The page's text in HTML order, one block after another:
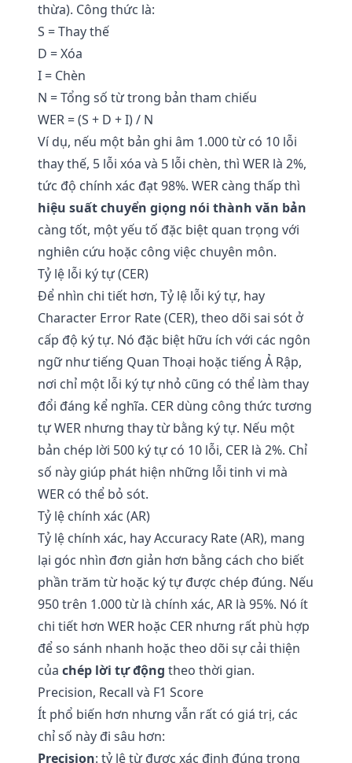
thừa). Công thức là:
S = Thay thế
D = Xóa
I = Chèn
N = Tổng số từ trong bản tham chiếu
WER = (S + D + I) / N
Ví dụ, nếu một bản ghi âm 1.000 từ có 10 lỗi
thay thế, 5 lỗi xóa và 5 lỗi chèn, thì WER là 2%,
tức độ chính xác đạt 98%. WER càng thấp thì
hiệu suất chuyển giọng nói thành văn bản
càng tốt, một yếu tố đặc biệt quan trọng với
nghiên cứu hoặc công việc chuyên môn.
Tỷ lệ lỗi ký tự (CER)
Để nhìn chi tiết hơn, Tỷ lệ lỗi ký tự, hay
Character Error Rate (CER), theo dõi sai sót ở
cấp độ ký tự. Nó đặc biệt hữu ích với các ngôn
ngữ như tiếng Quan Thoại hoặc tiếng Ả Rập,
nơi chỉ một lỗi ký tự nhỏ cũng có thể làm thay
đổi đáng kể nghĩa. CER dùng công thức tương
tự WER nhưng thay từ bằng ký tự. Nếu một
bản chép lời 500 ký tự có 10 lỗi, CER là 2%. Chỉ
số này giúp phát hiện những lỗi tinh vi mà
WER có thể bỏ sót.
Tỷ lệ chính xác (AR)
Tỷ lệ chính xác, hay Accuracy Rate (AR), mang
lại góc nhìn đơn giản hơn bằng cách cho biết
phần trăm từ hoặc ký tự được chép đúng. Nếu
950 trên 1.000 từ là chính xác, AR là 95%. Nó ít
chi tiết hơn WER hoặc CER nhưng rất phù hợp
để so sánh nhanh hoặc theo dõi sự cải thiện
của chép lời tự động theo thời gian.
Precision, Recall và F1 Score
Ít phổ biến hơn nhưng vẫn rất có giá trị, các
chỉ số này đi sâu hơn:
Precision: tỷ lệ từ được xác định đúng trong